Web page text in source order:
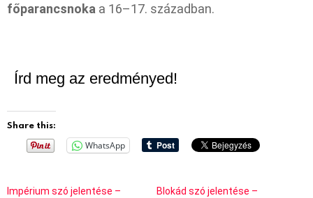
főparancsnoka a 16–17. században.
Írd meg az eredményed!
Share this:
WhatsApp
Impérium szó jelentése –
Blokád szó jelentése –